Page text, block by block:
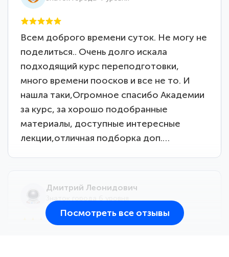
Всем доброго времени суток. Не могу не
поделиться.. Очень долго искала
подходящий курс переподготовки,
много времени поосков и все не то. И
нашла таки,Огромное спасибо Академии
за курс, за хорошо подобранные
материалы, доступные интересные
лекции,отличная подборка доп.…
Дмитрий Леонидович
Посмотреть все отзывы